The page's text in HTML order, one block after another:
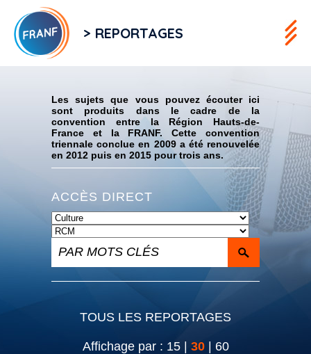
> REPORTAGES
Les sujets que vous pouvez écouter ici
sont produits dans le cadre de la
convention entre la Région Hauts-de-
France et la FRANF. Cette convention
triennale conclue en 2009 a été renouvelée
en 2012 puis en 2015 pour trois ans.
ACCÈS DIRECT
TOUS LES REPORTAGES
Affichage par : 15| 30| 60